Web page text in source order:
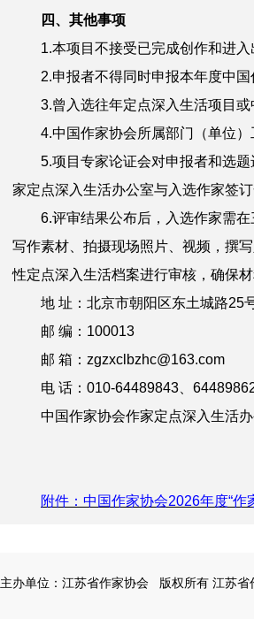
四、其他事项
1.本项目不接受已完成创作和进入
2.申报者不得同时申报本年度中国
3.曾入选往年定点深入生活项目或
4.中国作家协会所属部门（单位）
5.项目专家论证会对申报者和选题
家定点深入生活办公室与入选作家签
6.评审结果公布后，入选作家需在
写作素材、拍摄现场照片、视频，撰
性定点深入生活档案进行审核，确保
地 址：北京市朝阳区东土城路25
邮 编：100013
邮 箱：zgzxclbzhc@163.com
电 话：010-64489843、
中国作家协会作家定点深入生活办
附件：中国作家协会2026年度“作
主办单位：江苏省作家协会 版权所有 江苏省